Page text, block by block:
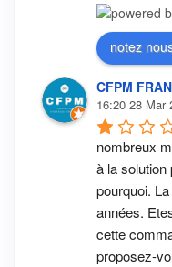
notez
CFPM
16:20 28 Mar
nombreux
à la
pourquoi.
années.
cette
proposez-